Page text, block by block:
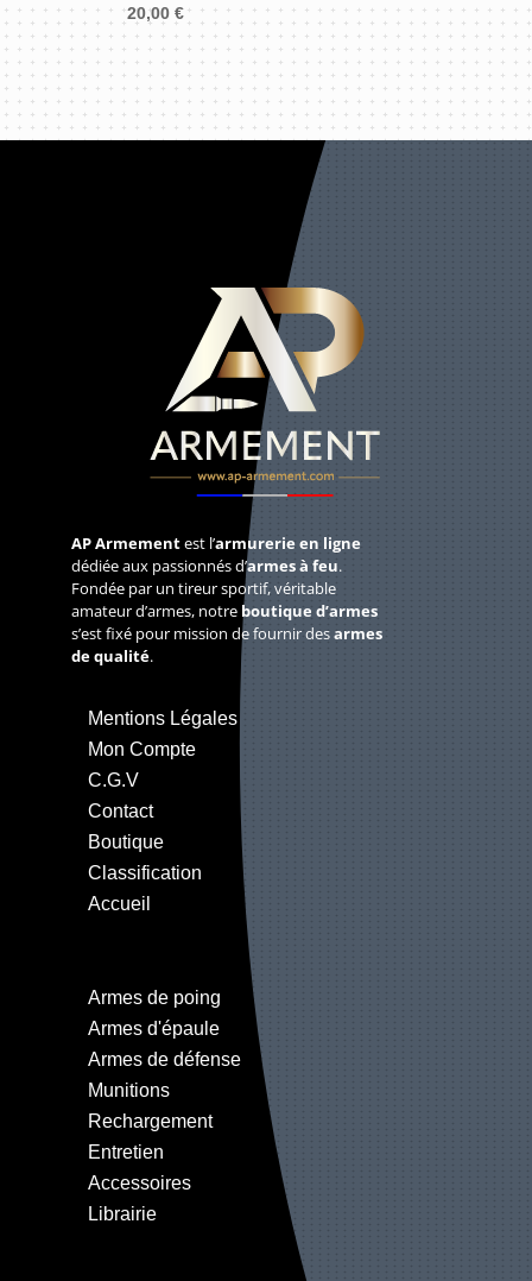
20,00 €
AP Armementest l’armurerie en ligne
dédiée aux passionnés d’armes à feu.
Fondée par un tireur sportif, véritable
amateur d’armes, notre boutique d’armes
s’est fixé pour mission de fournir desarmes
de qualité.
Mentions Légales
Mon Compte
C.G.V
Contact
Boutique
Classification
Accueil
Armes de poing
Armes d'épaule
Armes de défense
Munitions
Rechargement
Entretien
Accessoires
Librairie